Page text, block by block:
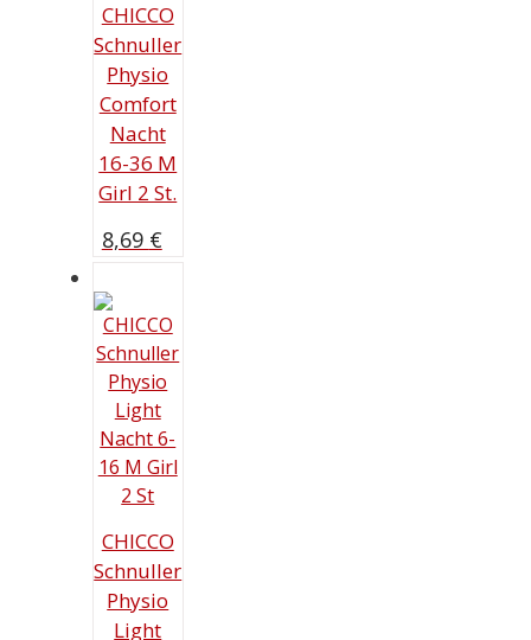
CHICCO
Schnuller
Physio
Comfort
Nacht
16-36 M
Girl 2 St.
8,69 €
CHICCO
Schnuller
Physio
Light